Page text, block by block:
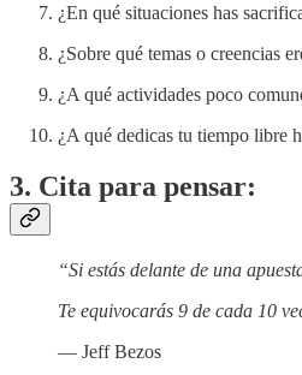
¿En qué situaciones has
¿Sobre qué temas o creencias
¿A qué actividades poco
¿A qué dedicas tu tiempo libre
3. Cita para pensar:
“Si estás delante de una
Te equivocarás 9 de cada 10
— Jeff Bezos